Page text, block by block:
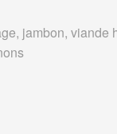
jambon, viande